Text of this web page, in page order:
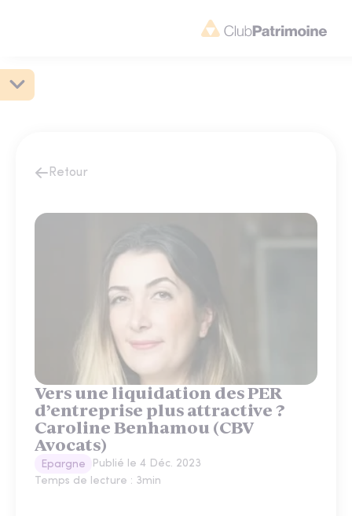
Retour
Vers une liquidation des PER
d’entreprise plus attractive ?
Caroline Benhamou (CBV
Avocats)
Epargne Publié le 4 Déc. 2023
Temps de lecture : 3min